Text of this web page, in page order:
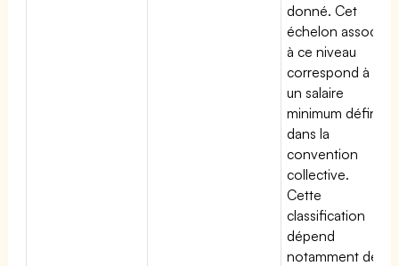
donné. Cet
échelon associé
à ce niveau
correspond à
un salaire
minimum défini
dans la
convention
collective.
Cette
classification
dépend
notamment de